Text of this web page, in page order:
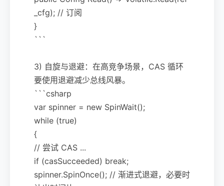
_cfg); // 订阅
}
```
3) 自旋与退避：在高竞争场景，CAS 循环
要使用退避减少总线风暴。
```csharp
var spinner = new SpinWait();
while (true)
{
// 尝试 CAS ...
if (casSucceeded) break;
spinner.SpinOnce(); // 渐进式退避，必要时